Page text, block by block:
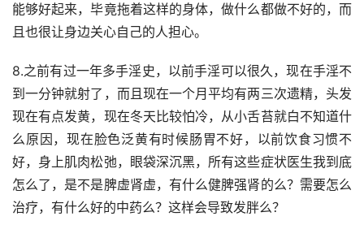
能够好起来，毕竟拖着这样的身体，做什么都做不好的，而
且也很让身边关心自己的人担心。
8.之前有过一年多手淫史，以前手淫可以很久，现在手淫不
到一分钟就射了，而且现在一个月平均有两三次遗精，头发
现在有点发黄，现在冬天比较怕冷，从小舌苔就白不知道什
么原因，现在脸色泛黄有时候肠胃不好，以前饮食习惯不
好，身上肌肉松弛，眼袋深沉黑，所有这些症状医生我到底
怎么了，是不是脾虚肾虚，有什么健脾强肾的么？需要怎么
治疗，有什么好的中药么？这样会导致发胖么？